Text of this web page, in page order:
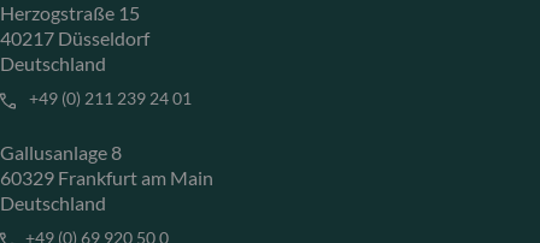
Herzogstraße 15
40217 Düsseldorf
Deutschland
+49 (0) 211 239 24 01
Gallusanlage 8
60329 Frankfurt am Main
Deutschland
+49 (0) 69 920 50 0